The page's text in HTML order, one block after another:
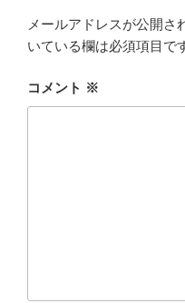
メールアドレスが公開さ
いている欄は必須項目で
コメント ※